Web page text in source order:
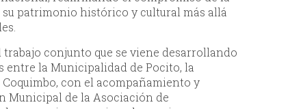
patrimonio histórico y cultural más allá
conjunto que se viene desarrollando
entre la Municipalidad de Pocito, la
con el acompañamiento y
Municipal de la Asociación de